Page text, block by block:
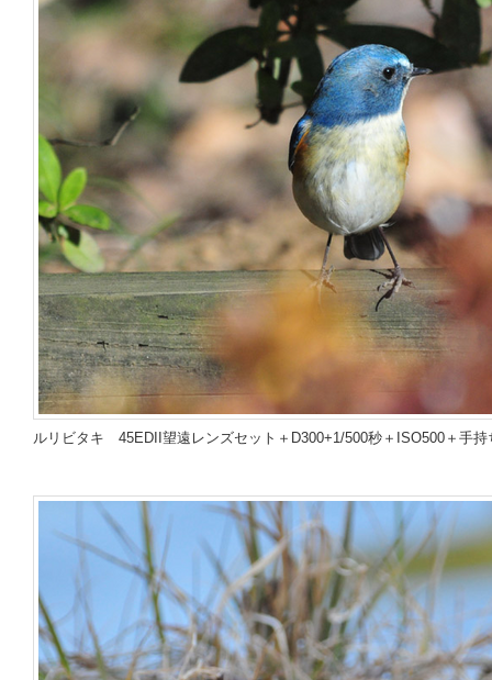
ルリビタキ 45EDII望遠レンズセット＋D300+1/500秒＋ISO500＋手持